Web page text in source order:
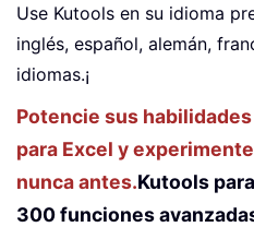
Use Kutools en su idioma
inglés, español, alemán,
idiomas.¡
Potencie sus
para Excel y
nunca antes.Kutools
300 funciones